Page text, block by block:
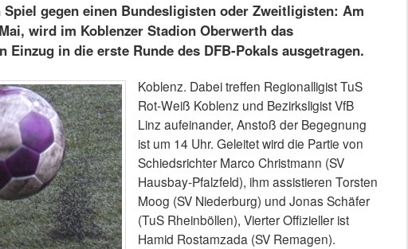
gegen einen Bundesligisten oder Zweitligisten: Am
wird im Koblenzer Stadion Oberwerth das
Einzug in die erste Runde des DFB-Pokals ausgetragen.
Koblenz. Dabei treffen Regionalligist TuS
Rot-Weiß Koblenz und Bezirksligist VfB
Linz aufeinander, Anstoß der Begegnung
ist um 14 Uhr. Geleitet wird die Partie von
Schiedsrichter Marco Christmann (SV
Hausbay-Pfalzfeld), ihm assistieren Torsten
Moog (SV Niederburg) und Jonas Schäfer
(TuS Rheinböllen), Vierter Offizieller ist
Hamid Rostamzada (SV Remagen).